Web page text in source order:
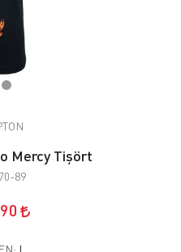
Mercy Tişört
89
L